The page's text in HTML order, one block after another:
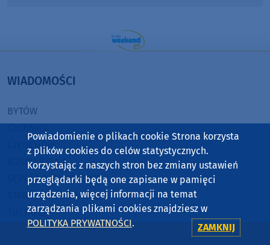
WIADOMOŚCI
BYTÓW
CZŁUCHÓW
KOŚCIERZYNA
SĘPÓLNO KRAJEŃSKIE
STAROGARD GDAŃSKI
TUCHOLA
Powiadomienie o plikach cookie Strona korzysta
z plików cookies do celów statystycznych.
Korzystając z naszych stron bez zmiany ustawień
przeglądarki będą one zapisane w pamięci
urządzenia, więcej informacji na temat
zarządzania plikami cookies znajdziesz w
POLITYKA PRYWATNOŚCI. ZAMKNIJ